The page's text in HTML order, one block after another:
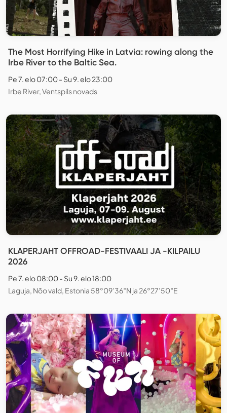
The Most Horrifying Hike in Latvia: rowing along the
Irbe River to the Baltic Sea.
Pe 7. elo 07:00 - Su 9. elo 23:00
Irbe River, Ventspils novads
KLAPERJAHT OFFROAD-FESTIVAALI JA -KILPAILU
2026
Pe 7. elo 08:00 - Su 9. elo 18:00
Laguja, Nõo vald, Estonia 58°09’36″N ja 26°27’50″E